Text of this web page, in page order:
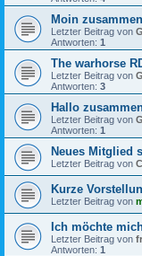
Moin zusammen
Letzter Beitrag von
Antworten: 1
The warhorse
Letzter Beitrag von
Antworten: 3
Hallo
Letzter Beitrag von
Antworten: 1
Neues Mitglied
Letzter Beitrag von
Kurze
Letzter Beitrag von
Ich möchte
Letzter Beitrag von
Antworten: 1